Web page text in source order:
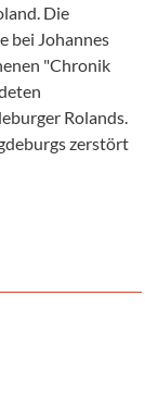
Die
bei Johannes
"Chronik
Rolands.
zerstört